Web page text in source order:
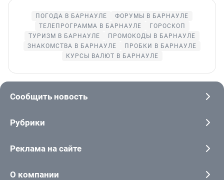
ПОГОДА В БАРНАУЛЕ
ФОРУМЫ В БАРНАУЛЕ
ТЕЛЕПРОГРАММА В БАРНАУЛЕ
ГОРОСКОП
ТУРИЗМ В БАРНАУЛЕ
ПРОМОКОДЫ В БАРНАУЛЕ
ЗНАКОМСТВА В БАРНАУЛЕ
ПРОБКИ В БАРНАУЛЕ
КУРСЫ ВАЛЮТ В БАРНАУЛЕ
Сообщить новость
Рубрики
Реклама на сайте
О компании